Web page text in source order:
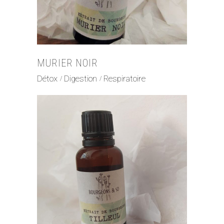
MURIER NOIR
Détox Digestion Respiratoire